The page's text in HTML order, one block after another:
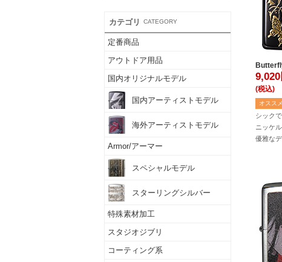
カテゴリ CATEGORY
定番商品
アウトドア用品
国内オリジナルモデル
国内アーティストモデル
海外アーティストモデル
Armor/アーマー
スペシャルモデル
スターリングシルバー
特殊素材加工
スタジオジブリ
コーティング系
(税込)
オススメ
シック
ニッケ
優雅な